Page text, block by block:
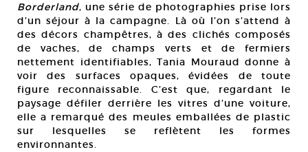
Borderland, une série de photographies prise lors
d’un séjour à la campagne. Là où l’on s’attend à
des décors champêtres, à des clichés composés
de vaches, de champs verts et de fermiers
nettement identifiables, Tania Mouraud donne à
voir des surfaces opaques, évidées de toute
figure reconnaissable. C’est que, regardant le
paysage défiler derrière les vitres d’une voiture,
elle a remarqué des meules emballées de plastic
sur lesquelles se reflètent les formes
environnantes.